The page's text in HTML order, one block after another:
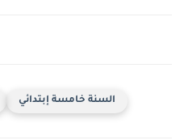
السنة خامسة إبتدائي